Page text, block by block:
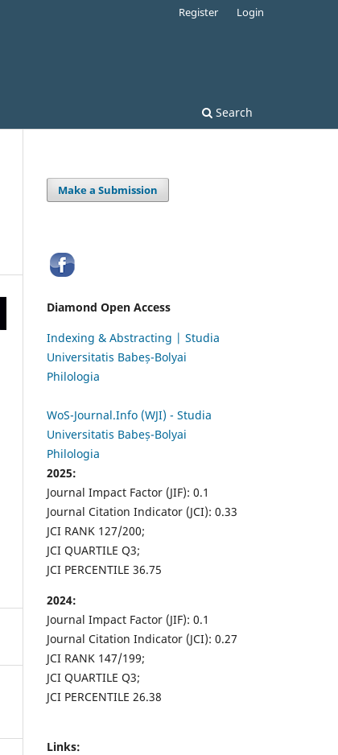
Search
Register Login
Make a Submission
Diamond Open Access
Indexing & Abstracting | Studia
Universitatis Babeș-Bolyai
Philologia
WoS-Journal.Info (WJI) - Studia
Universitatis Babeș-Bolyai
Philologia
2025:
Journal Impact Factor (JIF): 0.1
Journal Citation Indicator (JCI): 0.33
JCI RANK 127/200;
JCI QUARTILE Q3;
JCI PERCENTILE 36.75
2024:
Journal Impact Factor (JIF): 0.1
Journal Citation Indicator (JCI): 0.27
JCI RANK 147/199;
JCI QUARTILE Q3;
JCI PERCENTILE 26.38
Links: